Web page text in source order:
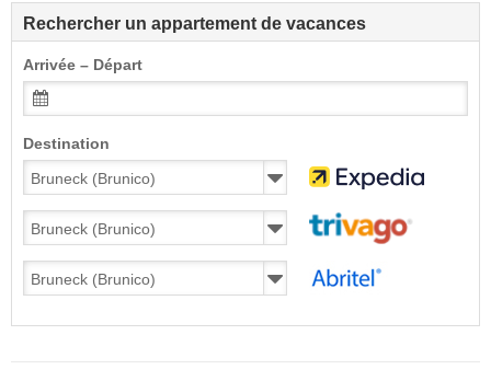
Rechercher un appartement de vacances
Arrivée – Départ
Destination